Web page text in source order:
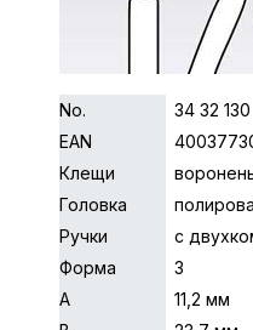
No.
34 32 130
EAN
Клещи
Головка
Ручки
с
Форма
3
A
11,2 мм